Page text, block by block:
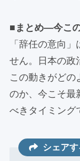
■まとめ—今こ
「辞任の意向
せん。日本の政
この動きがどの
のか、今こそ最
べきタイミング
シェアす